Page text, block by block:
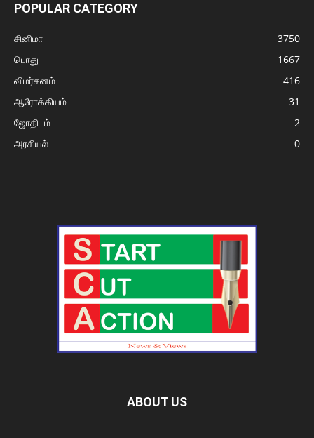
POPULAR CATEGORY
சினிமா
3750
பொது
1667
விமர்சனம்
416
ஆரோக்கியம்
31
ஜோதிடம்
2
அரசியல்
0
ABOUT US